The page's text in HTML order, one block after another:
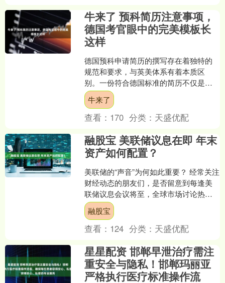
牛来了 预科简历注意事项，
德国考官眼中的完美模板长
这样
德国预科申请简历的撰写存在着独特的
规范和要求，与英美体系有着本质区
别。一份符合德国标准的简历不仅是个
人经历的简单罗列，更是学术能力和专
业素养的集中体现。理解德国....
牛来了
查看： 170 分类： 天盛优配
融股宝 美联储议息在即 年末
资产如何配置？
美联储的“声音”为何如此重要？ 经常关注
财经动态的朋友们，是否留意到每逢美
联储议息会议将至，全球市场讨论热度
便开始升温。本轮美联储议息会议将于
下周美东时间12月....
融股宝
查看： 124 分类： 天盛优配
星星配资 邯郸早泄治疗需注
重安全与隐私！邯郸玛丽亚
严格执行医疗标准操作流